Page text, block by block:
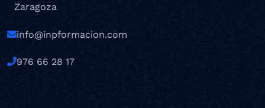
Zaragoza
info@inpformacion.com
976 66 28 17